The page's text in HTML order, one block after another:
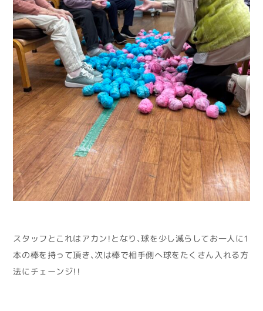
スタッフとこれはアカン！となり、球を少し減らしてお一人に1
本の棒を持って頂き、次は棒で相手側へ球をたくさん入れる方
法にチェーンジ！！